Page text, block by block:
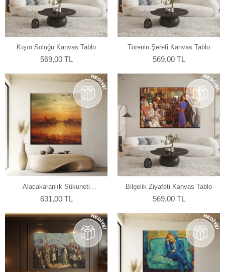
Kışın Soluğu Kanvas Tablo
569,00 TL
Törenin Şerefi Kanvas Tablo
569,00 TL
Alacakaranlık Sükuneti
Kanvas Tablo
631,00 TL
Bilgelik Ziyafeti Kanvas Tablo
569,00 TL